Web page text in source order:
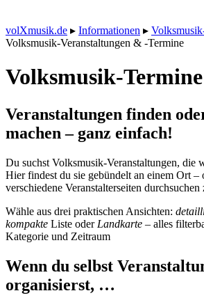
volXmusik.de ▸ Informationen ▸
Volksmusik-Veranstaltungen & -Termine
Volksmusik-Termine
Veranstaltungen finden
machen – ganz einfach!
Du suchst Volksmusik-Veranstaltungen, die
Hier findest du sie gebündelt an einem Ort –
verschiedene Veranstalterseiten durchsuchen
Wähle aus drei praktischen Ansichten:
kompakte Liste oder Landkarte – alles
Kategorie und Zeitraum
Wenn du selbst
organisierst, …